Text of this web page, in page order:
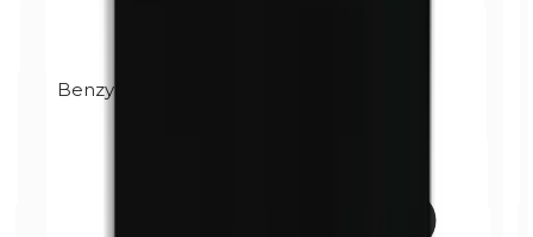
Benzylparabenen